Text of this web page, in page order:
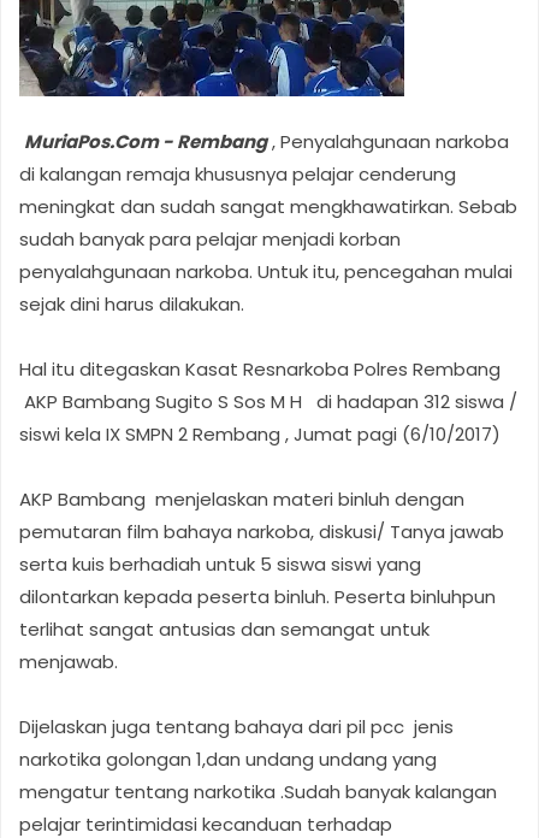
MuriaPos.Com - Rembang , Penyalahgunaan narkoba
di kalangan remaja khususnya pelajar cenderung
meningkat dan sudah sangat mengkhawatirkan. Sebab
sudah banyak para pelajar menjadi korban
penyalahgunaan narkoba. Untuk itu, pencegahan mulai
sejak dini harus dilakukan.
Hal itu ditegaskan Kasat Resnarkoba Polres Rembang
AKP Bambang Sugito S Sos M H di hadapan 312 siswa /
siswi kela IX SMPN 2 Rembang , Jumat pagi (6/10/2017)
AKP Bambang menjelaskan materi binluh dengan
pemutaran film bahaya narkoba, diskusi/ Tanya jawab
serta kuis berhadiah untuk 5 siswa siswi yang
dilontarkan kepada peserta binluh. Peserta binluhpun
terlihat sangat antusias dan semangat untuk
menjawab.
Dijelaskan juga tentang bahaya dari pil pcc jenis
narkotika golongan 1,dan undang undang yang
mengatur tentang narkotika .Sudah banyak kalangan
pelajar terintimidasi kecanduan terhadap